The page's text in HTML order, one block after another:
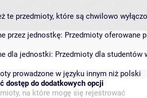
te przedmioty, które są chwilowo
przez jednostkę: Przedmioty oferowane
dla jednostki: Przedmioty dla studentów
prowadzone w języku innym niż polski
dostęp do dodatkowych opcji
na które mogę się rejestrować